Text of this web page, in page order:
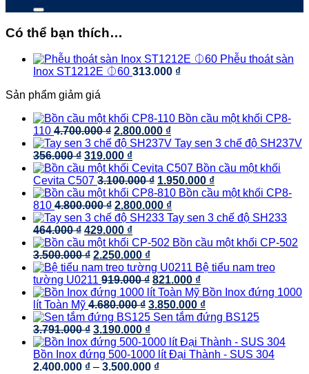
Có thể bạn thích…
Phễu thoát sàn
Inox ST1212E ⏀60 313.000 ₫
Sản phẩm giảm giá
Bồn cầu một khối CP8-
110 4.700.000₫ Giá
gốc
là:
4.700.000 ₫.
2.800.000 ₫Giá
hiện
là:
2.800.000 ₫.
Tay sen 3 chế độ SH237V
356.000₫ Giá
gốc
là:
356.000 ₫.
319.000 ₫Giá
hiện
tại
là:
319.000 ₫.
Bồn cầu một khối
Cevita C507 3.100.000₫ Giá
gốc
là:
3.100.000 ₫.
1.950.000 ₫Giá
hiện
là:
Bồn cầu một khối CP8-
810 4.800.000₫ Giá
gốc
là:
4.800.000 ₫.
2.800.000 ₫Giá
hiện
là:
Tay sen 3 chế độ SH233
464.000₫ Giá
gốc
là:
464.000 ₫.
429.000 ₫Giá
hiện
tại
là:
429.000 ₫.
Bồn cầu một khối CP-502
3.500.000₫ Giá
gốc
là:
3.500.000 ₫.
2.250.000 ₫Giá
hiện
tại
là:
2.250.000 ₫.
Bệ tiểu nam treo
tường U0211 919.000₫ Giá
gốc
là:
919.000 ₫.
821.000 ₫Giá
hiện
tại
là:
Bồn Inox đứng 1000
lít Toàn Mỹ 4.680.000₫ Giá
gốc
là:
4.680.000 ₫.
3.850.000 ₫Giá
hiện
là:
3.850.000 ₫.
Sen tắm đứng BS125
3.791.000₫ Giá
gốc
là:
3.791.000 ₫.
3.190.000 ₫Giá
hiện
tại
là:
Bồn Inox đứng 500-1000 lít Đại Thành - SUS 304
2.400.000 ₫ – 3.500.000 ₫Khoảng